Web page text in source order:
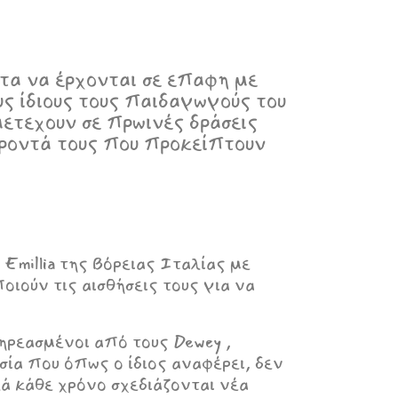
να έρχονται σε επαφη με
ίδιους τους παιδαγωγούς του
σε πρωινές δράσεις
τους που προκείπτουν
της Βόρειας Ιταλίας με
τις αισθήσεις τους για να
από τους Dewey ,
που όπως ο ίδιος αναφέρει, δεν
χρόνο σχεδιάζονται νέα